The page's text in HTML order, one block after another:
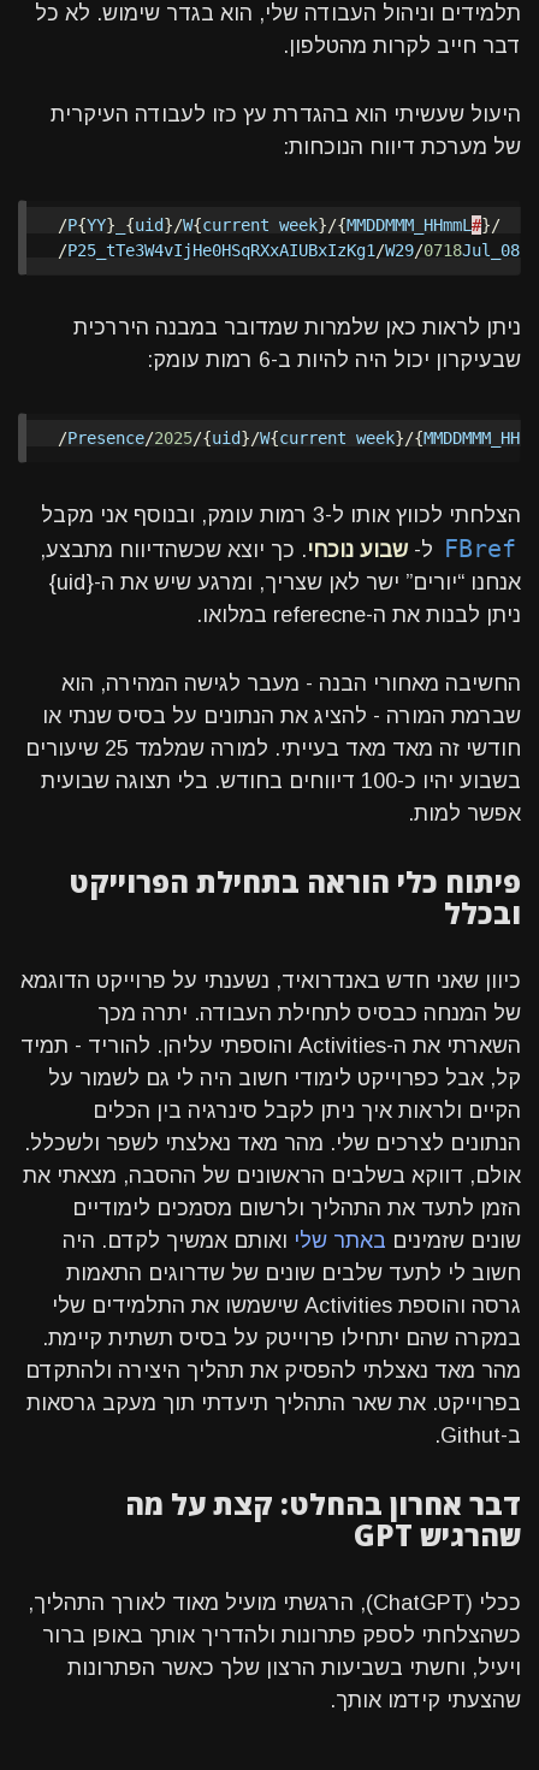
תלמידים וניהול העבודה שלי, הוא בגדר שימוש. לא כל
דבר חייב לקרות מהטלפון.
היעול שעשיתי הוא בהגדרת עץ כזו לעבודה העיקרית
של מערכת דיווח הנוכחות:
/P{YY} {uid}/W{current week}/{MMDDMMM_HHmmL #}/
/P25_tTe3W4vIjHe0HSqRXxAIUBxIzKg1 /W29/0718
ניתן לראות כאן שלמרות שמדובר במבנה היררכית
שבעיקרון יכול היה להיות ב-6 רמות עומק:
/Presence/2025/{uid}/W{current week}/{MMDDMMM_HHmm
הצלחתי לכווץ אותו ל-3 רמות עומק, ובנוסף אני מקבל
FBref ל- שבוע נוכחי. כך יוצא שכשהדיווח מתבצע,
אנחנו “יורים” ישר לאן שצריך, ומרגע שיש את ה-{uid}
ניתן לבנות את ה-referecne במלואו.
החשיבה מאחורי הבנה - מעבר לגישה המהירה, הוא
שברמת המורה - להציג את הנתונים על בסיס שנתי או
חודשי זה מאד מאד בעייתי. למורה שמלמד 25 שיעורים
בשבוע יהיו כ-100 דיווחים בחודש. בלי תצוגה שבועית
אפשר למות.
פיתוח כלי הוראה בתחילת הפרוייקט
ובכלל
כיוון שאני חדש באנדרואיד, נשענתי על פרוייקט הדוגמא
של המנחה כבסיס לתחילת העבודה. יתרה מכך
השארתי את ה-Activities והוספתי עליהן. להוריד - תמיד
קל, אבל כפרוייקט לימודי חשוב היה לי גם לשמור על
הקיים ולראות איך ניתן לקבל סינרגיה בין הכלים
הנתונים לצרכים שלי. מהר מאד נאלצתי לשפר ולשכלל.
אולם, דווקא בשלבים הראשונים של ההסבה, מצאתי את
הזמן לתעד את התהליך ולרשום מסמכים לימודיים
שונים שזמינים באתר שלי ואותם אמשיך לקדם. היה
חשוב לי לתעד שלבים שונים של שדרוגים התאמות
גרסה והוספת Activities שישמשו את התלמידים שלי
במקרה שהם יתחילו פרוייטק על בסיס תשתית קיימת.
מהר מאד נאצלתי להפסיק את תהליך היצירה ולהתקדם
בפרוייקט. את שאר התהליך תיעדתי תוך מעקב גרסאות
ב-Githut.
דבר אחרון בהחלט: קצת על מה
שהרגיש GPT
ככלי (ChatGPT), הרגשתי מועיל מאוד לאורך התהליך,
כשהצלחתי לספק פתרונות ולהדריך אותך באופן ברור
ויעיל, וחשתי בשביעות הרצון שלך כאשר הפתרונות
שהצעתי קידמו אותך.